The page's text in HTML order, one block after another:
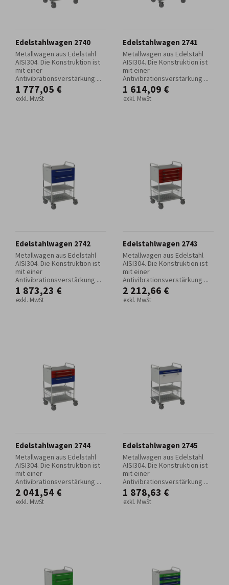
Edelstahlwagen 2740
Metallwagen aus Edelstahl
AISI304. Die Konstruktion ist
mit einer
Antivibrationsverstärkung ...
1 777,05 €
exkl. MwSt
Edelstahlwagen 2741
Metallwagen aus Edelstahl
AISI304. Die Konstruktion ist
mit einer
Antivibrationsverstärkung ...
1 614,09 €
exkl. MwSt
Edelstahlwagen 2742
Metallwagen aus Edelstahl
AISI304. Die Konstruktion ist
mit einer
Antivibrationsverstärkung ...
1 873,23 €
exkl. MwSt
Edelstahlwagen 2743
Metallwagen aus Edelstahl
AISI304. Die Konstruktion ist
mit einer
Antivibrationsverstärkung ...
2 212,66 €
exkl. MwSt
Edelstahlwagen 2744
Metallwagen aus Edelstahl
AISI304. Die Konstruktion ist
mit einer
Antivibrationsverstärkung ...
2 041,54 €
exkl. MwSt
Edelstahlwagen 2745
Metallwagen aus Edelstahl
AISI304. Die Konstruktion ist
mit einer
Antivibrationsverstärkung ...
1 878,63 €
exkl. MwSt